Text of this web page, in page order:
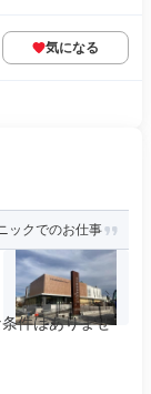
気になる
ックでのお仕事
件はありませ